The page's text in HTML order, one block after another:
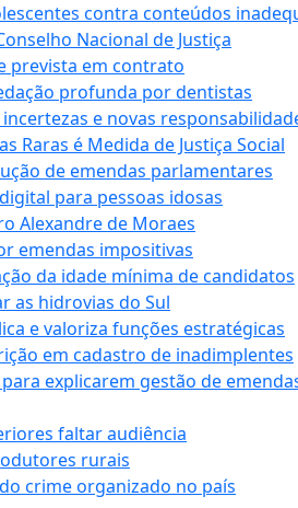
contra conteúdos
Nacional de Justiça
prevista em contrato
profunda por dentistas
e novas
Raras é Medida de Justiça Social
de emendas parlamentares
para pessoas idosas
Alexandre de Moraes
emendas impositivas
da idade mínima de candidatos
as hidrovias do Sul
e valoriza funções estratégicas
em cadastro de inadimplentes
explicarem gestão de
faltar audiência
rurais
crime organizado no país